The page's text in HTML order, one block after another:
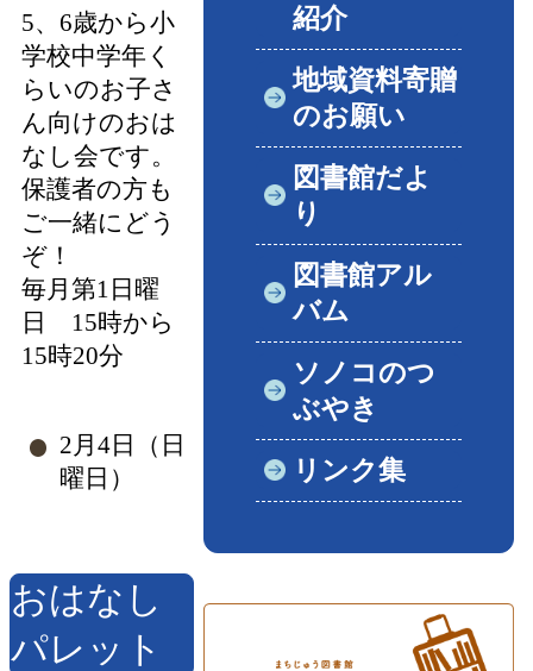
5、6歳から小
学校中学年く
らいのお子さ
ん向けのおは
なし会です。
保護者の方も
ご一緒にどう
ぞ！
毎月第1日曜
日 15時から
15時20分
2月4日（日
曜日）
おはなし
パレット
紹介
地域資料寄贈
のお願い
図書館だよ
り
図書館アル
バム
ソノコのつ
ぶやき
リンク集